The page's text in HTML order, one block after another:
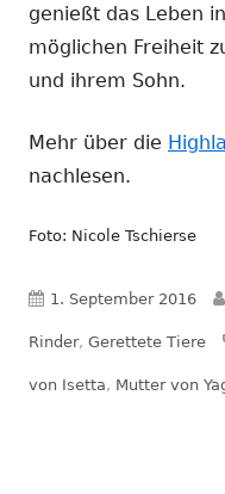
genießt das Leben
möglichen Freiheit
und ihrem Sohn.
Mehr über die
nachlesen.
Foto: Nicole Tschierse
Veröffentlicht
am
1. September 2016
Rinder, Gerettete Tiere
von Isetta, Mutter von